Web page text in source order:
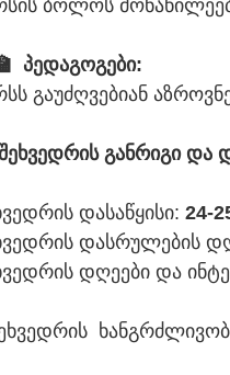
ბოლოს
პედაგოგები:
გაუძღვებიან
განრიგი და
დასაწყისი:24-
დასრულების
დღეები და